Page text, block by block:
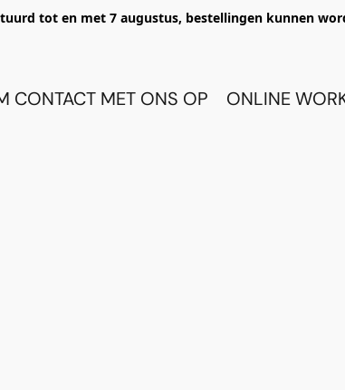
tot en met 7 augustus, bestellingen kunnen
CONTACT MET ONS OP ONLINE